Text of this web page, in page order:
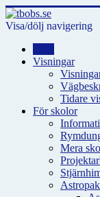
Visa/dölj navigering
Visningar
Tidare
För skolor
Mera